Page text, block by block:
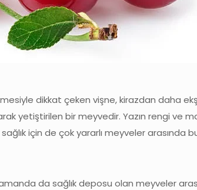
dikkat çeken vişne, kirazdan daha
yetiştirilen bir meyvedir. Yazın rengi ve
için de çok yararlı meyveler arasında
da sağlık deposu olan meyveler